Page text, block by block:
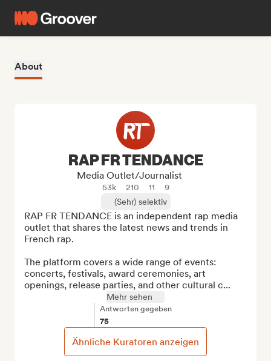
About
RAP FR TENDANCE
Media Outlet/Journalist
53k 210 11
9
(Sehr) selektiv
RAP FR TENDANCE is an independent rap media
outlet that shares the latest news and trends in
French rap.
The platform covers a wide range of events:
concerts, festivals, award ceremonies, art
openings, release parties, and other cultural c...
Mehr sehen
Antworten gegeben
75
Ähnliche Kuratoren anzeigen